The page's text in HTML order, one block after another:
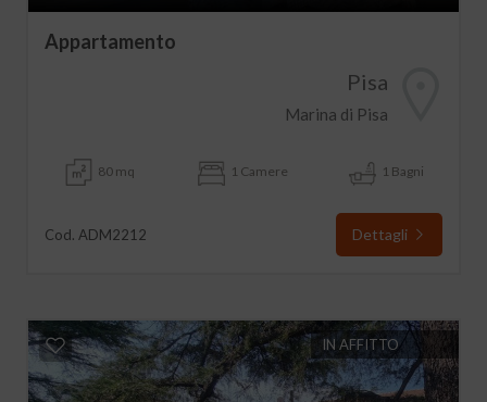
Appartamento
Pisa
Marina di Pisa
80 mq 1 Camere 1 Bagni
Cod. ADM2212 Dettagli
IN AFFITTO